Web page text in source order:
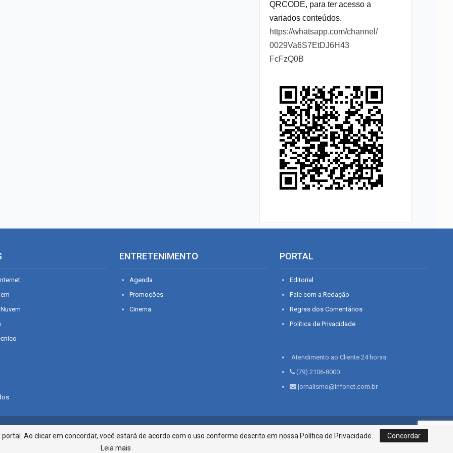
QRCODE, para ter acesso a
variados conteúdos.
https://whatsapp.com/channel/
0029Va6S7EtDJ6H43
FcFzQ0B
ENTRETENIMENTO
Agenda
Promoções
Cinema
PORTAL
Editorial
Fale com a Redação
Regras dos Comentários
Política de Privacidade
Atendimento ao Cliente 24 horas:
(79) 2106-8000
jornalismo@infonet.com.br
Infonet - Rua Monsenhor Silveira 276, Bairro São José | Aracaju-SE, CEP 49015-030, Fone: 79.2106.8000 - CI
Centro de Informações LTDA
Ao clicar em concordar, você estará de acordo com o uso conforme descrito em nossa Política de Privacidade.
Concordar
Leia mais